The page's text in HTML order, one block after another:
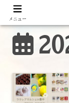
メニュー